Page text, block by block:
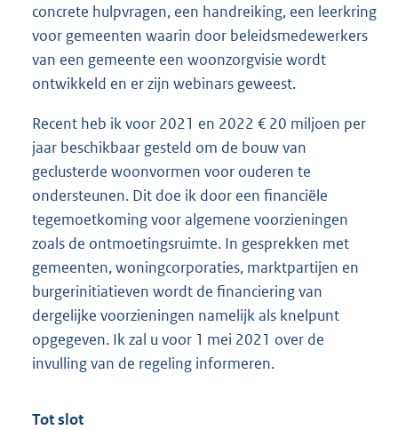
concrete hulpvragen, een handreiking, een leerkring
voor gemeenten waarin door beleidsmedewerkers
van een gemeente een woonzorgvisie wordt
ontwikkeld en er zijn webinars geweest.
Recent heb ik voor 2021 en 2022 € 20 miljoen per
jaar beschikbaar gesteld om de bouw van
geclusterde woonvormen voor ouderen te
ondersteunen. Dit doe ik door een financiële
tegemoetkoming voor algemene voorzieningen
zoals de ontmoetingsruimte. In gesprekken met
gemeenten, woningcorporaties, marktpartijen en
burgerinitiatieven wordt de financiering van
dergelijke voorzieningen namelijk als knelpunt
opgegeven. Ik zal u voor 1 mei 2021 over de
invulling van de regeling informeren.
Tot slot